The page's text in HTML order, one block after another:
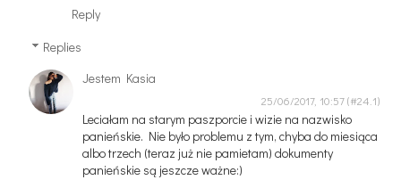
Reply
Replies
Jestem Kasia
25/06/2017, 10:57
Leciałam na starym paszporcie i wizie na nazwisko
panieńskie. Nie było problemu z tym, chyba do miesiąca
albo trzech (teraz już nie pamietam) dokumenty
panieńskie są jeszcze ważne:)